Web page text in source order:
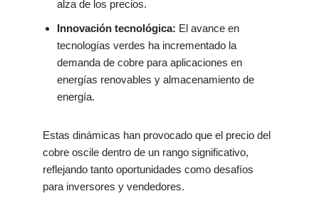
alza de los precios.
Innovación tecnológica: El avance en
tecnologías verdes ha incrementado la
demanda de cobre para aplicaciones en
energías renovables y almacenamiento de
energía.
Estas dinámicas han provocado que el precio del
cobre oscile dentro de un rango significativo,
reflejando tanto oportunidades como desafíos
para inversores y vendedores.